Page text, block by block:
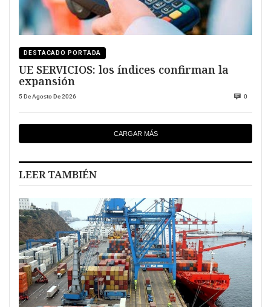
DESTACADO PORTADA
UE SERVICIOS: los índices confirman la
expansión
5 De Agosto De 2026 0
CARGAR MÁS
LEER TAMBIÉN